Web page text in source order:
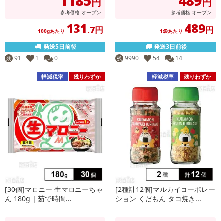
参考価格 オープン
100gあたり 131.7円
発送5日前後
残 91 1 0
参考価格 オープン
1袋あたり 489円
発送3日前後
残 9990 54 14
軽減税率 残りわずか
[30個]マロニー 生マロニーちゃ
ん 180g | 茹で時間...
軽減税率 残りわずか
[2種計12個]マルカイコーポレー
ション くだもん タコ焼き...